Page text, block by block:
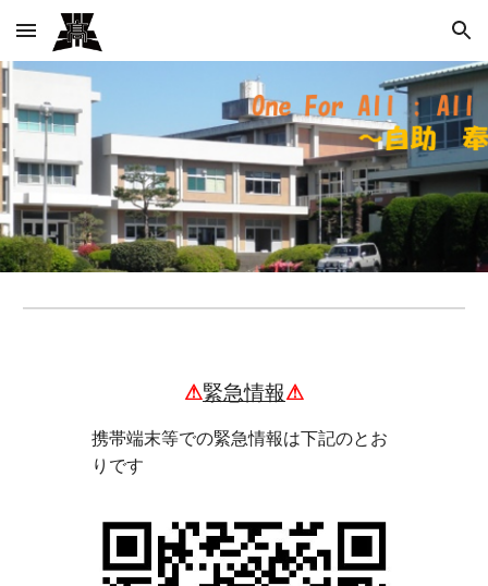
Skip to main content Skip to navigation
⚠緊急情報⚠
携帯端末等での緊急情報は下記のとお
りです